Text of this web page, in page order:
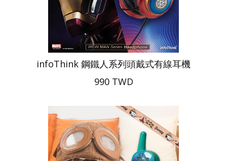
infoThink 鋼鐵人系列頭戴式有線耳機
990 TWD